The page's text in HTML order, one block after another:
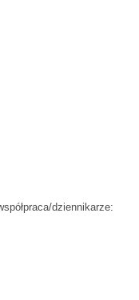
dziennikarze: